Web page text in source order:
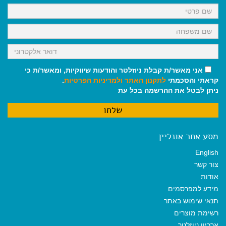
k
p
m
אני מאשר/ת קבלת ניוזלטר והודעות שיווקיות, ומאשר/ת כי
קראתי והסכמתי לתקנון האתר ולמדיניות הפרטיות.
ניתן לבטל את ההרשמה בכל עת
מסע אחר אונליין
English
צור קשר
אודות
מידע למפרסמים
תנאי שימוש באתר
רשימת מוצרים